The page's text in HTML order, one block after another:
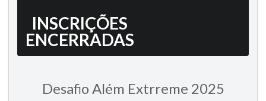
INSCRIÇÕES
ENCERRADAS
Desafio Além Extrreme 2025